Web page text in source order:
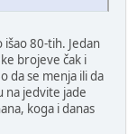
išao 80-tih. Jedan
brojeve čak i
da se menja ili da
na jedvite jade
koga i danas